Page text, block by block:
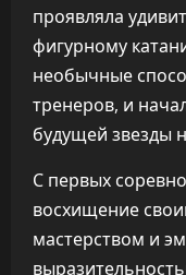
проявляла
фигурному
необычные
тренеров, и
будущей звезды
С первых
восхищение
мастерством и